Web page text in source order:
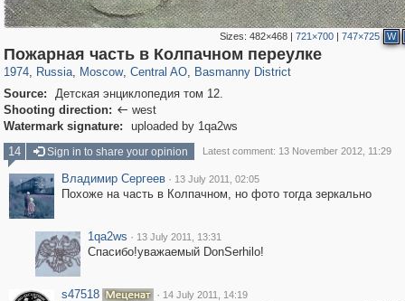
Sizes: 482×468| 721×700| 747×725 W
Пожарная часть в Колпачном переулке
1974, Russia
1,407,779 29,262
, Moscow
319,968 8,295
, Central AO
160,055 5,920
, Basmanny District
13,215 520
Source:
Детская энциклопедия том 12.
Shooting direction:  west
Watermark signature:
uploaded by 1qa2ws
14
Sign in to share your opinion Latest comment: 13 November 2012, 11:29
Владимир Сергеев · 13 July 2011, 02:05
Похоже на часть в Колпачном, но фото тогда зеркально
1qa2ws · 13 July 2011, 13:31
Спасибо!уважаемый DonSerhilo!
s47518 · 14 July 2011, 14:19